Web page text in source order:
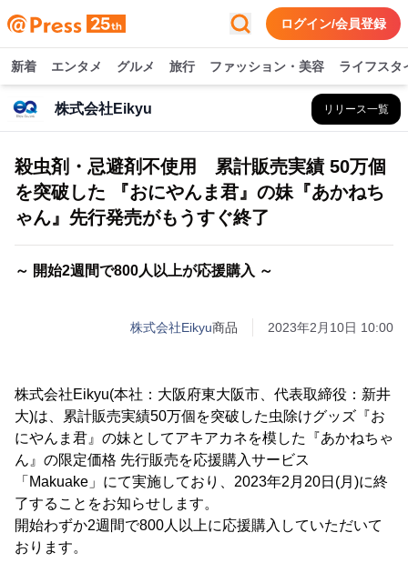
ログイン/会員登録
新着 エンタメ グルメ 旅行 ファッション・美容 ライフスタ
株式会社Eikyu リリース一覧
殺虫剤・忌避剤不使用 累計販売実績 50万個
を突破した 『おにやんま君』の妹『あかねち
ゃん』先行発売がもうすぐ終了
～ 開始2週間で800人以上が応援購入 ～
株式会社Eikyu商品 2023年2月10日 10:00
株式会社Eikyu(本社：大阪府東大阪市、代表取締役：新井
大)は、累計販売実績50万個を突破した虫除けグッズ『お
にやんま君』の妹としてアキアカネを模した『あかねちゃ
ん』の限定価格 先行販売を応援購入サービス
「Makuake」にて実施しており、2023年2月20日(月)に終
了することをお知らせします。
開始わずか2週間で800人以上に応援購入していただいて
おります。